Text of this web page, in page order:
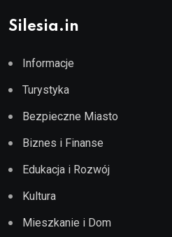
Silesia.in
Informacje
Turystyka
Bezpieczne Miasto
Biznes i Finanse
Edukacja i Rozwój
Kultura
Mieszkanie i Dom